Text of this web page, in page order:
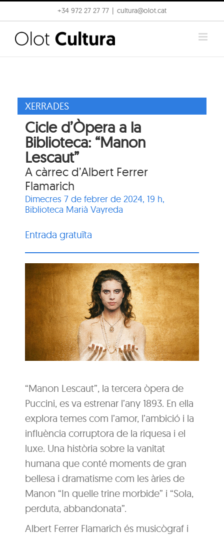
to
content
+34 972 27 27 77 cultura@olot.cat
XERRADES
Cicle d’Òpera a la
Biblioteca: “Manon
Lescaut”
A càrrec d’Albert Ferrer
Flamarich
Dimecres 7 de febrer de 2024, 19 h,
Biblioteca Marià Vayreda
Entrada gratuïta
“Manon Lescaut”, la tercera òpera de
Puccini, es va estrenar l’any 1893. En ella
explora temes com l’amor, l’ambició i la
influència corruptora de la riquesa i el
luxe. Una història sobre la vanitat
humana que conté moments de gran
bellesa i dramatisme com les àries de
Manon “In quelle trine morbide” i “Sola,
perduta, abbandonata”.
Albert Ferrer Flamarich és musicògraf i